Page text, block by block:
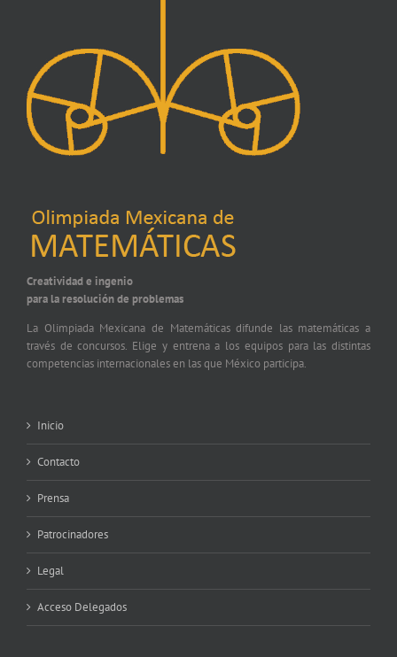
Creatividad e ingenio
para la resolución de problemas
La Olimpiada Mexicana de Matemáticas difunde las matemáticas a
través de concursos. Elige y entrena a los equipos para las distintas
competencias internacionales en las que México participa.
Inicio
Contacto
Prensa
Patrocinadores
Legal
Acceso Delegados